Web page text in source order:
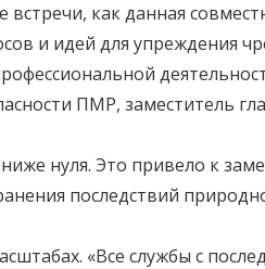
как данная
и идей для упреждения
ПМР, заместитель
нуля. Это привело к
последствий
«Все службы с